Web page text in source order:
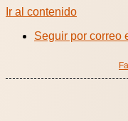
Ir al contenido
Seguir por correo